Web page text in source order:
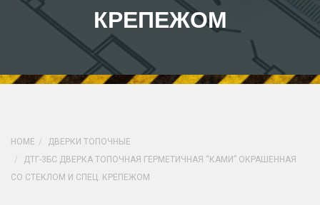
КРЕПЕЖОМ
HOME
ДВЕРКИ ТОПОЧНЫЕ
ДТГ-3БС ДВЕРКА ТОПОЧНАЯ ГЕРМЕТИЧНАЯ “КАМИ” ОКРАШЕННАЯ
СО СТЕКЛОМ И СПЕЦ. КРЕПЕЖОМ